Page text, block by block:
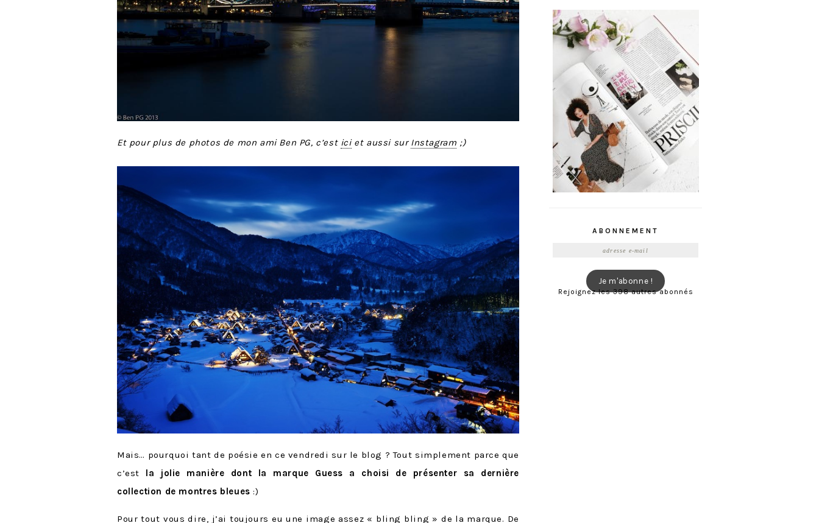
Et pour plus de photos de mon ami Ben PG, c’est iciet aussi sur Instagram ;)
Mais… pourquoi tant de poésie en ce vendredi sur le blog ? Tout simplement parce que
c’est la jolie manière dont la marque Guess a choisi de présenter sa dernière
collection de montres bleues :)
Pour tout vous dire, j’ai toujours eu une image assez « bling bling » de la marque. De
ABONNEMENT
Je m'abonne !
Rejoignez les 398 autres abonnés